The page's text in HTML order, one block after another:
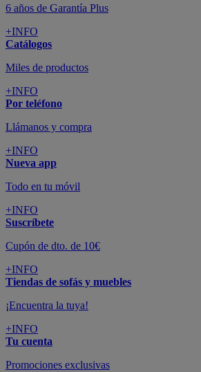
6 años de Garantía Plus
+INFO
Catálogos
Miles de productos
+INFO
Por teléfono
Llámanos y compra
+INFO
Nueva app
Todo en tu móvil
+INFO
Suscríbete
Cupón de dto. de 10€
+INFO
Tiendas de sofás y muebles
¡Encuentra la tuya!
+INFO
Tu cuenta
Promociones exclusivas